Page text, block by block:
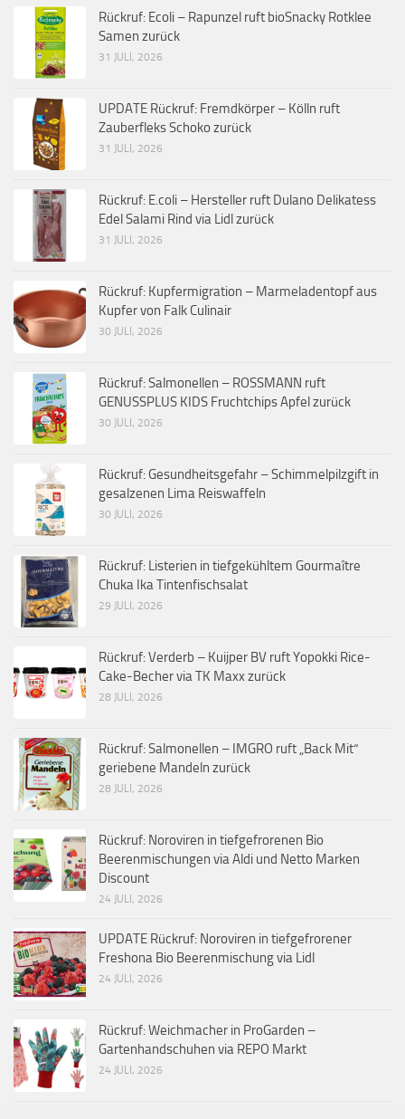
Rückruf: Ecoli – Rapunzel ruft bioSnacky Rotklee
Samen zurück
31 JULI, 2026
UPDATE Rückruf: Fremdkörper – Kölln ruft
Zauberfleks Schoko zurück
31 JULI, 2026
Rückruf: E.coli – Hersteller ruft Dulano Delikatess
Edel Salami Rind via Lidl zurück
31 JULI, 2026
Rückruf: Kupfermigration – Marmeladentopf aus
Kupfer von Falk Culinair
30 JULI, 2026
Rückruf: Salmonellen – ROSSMANN ruft
GENUSSPLUS KIDS Fruchtchips Apfel zurück
30 JULI, 2026
Rückruf: Gesundheitsgefahr – Schimmelpilzgift in
gesalzenen Lima Reiswaffeln
30 JULI, 2026
Rückruf: Listerien in tiefgekühltem Gourmaître
Chuka Ika Tintenfischsalat
29 JULI, 2026
Rückruf: Verderb – Kuijper BV ruft Yopokki Rice-
Cake-Becher via TK Maxx zurück
28 JULI, 2026
Rückruf: Salmonellen – IMGRO ruft „Back Mit“
geriebene Mandeln zurück
28 JULI, 2026
Rückruf: Noroviren in tiefgefrorenen Bio
Beerenmischungen via Aldi und Netto Marken
Discount
24 JULI, 2026
UPDATE Rückruf: Noroviren in tiefgefrorener
Freshona Bio Beerenmischung via Lidl
24 JULI, 2026
Rückruf: Weichmacher in ProGarden –
Gartenhandschuhen via REPO Markt
24 JULI, 2026